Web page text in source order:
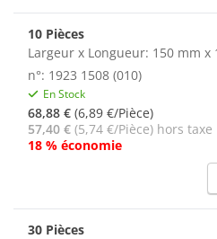
10 Pièces
Largeur x Longueur: 150 mm x
n°: 1923 1508 (010)
En Stock
68,88 € (6,89 €/Pièce)
57,40 € (5,74 €/Pièce) hors taxe
18 % économie
30 Pièces